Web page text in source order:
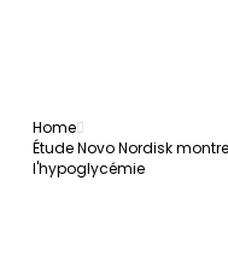
Home
Étude Novo Nordisk
l'hypoglycémie